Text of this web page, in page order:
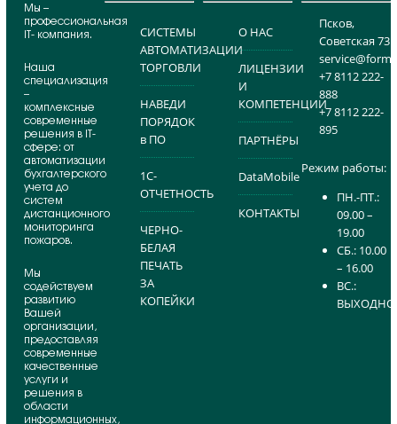
Мы –
профессиональная
IT- компания.
Наша
специализация
–
комплексные
современные
решения в IT-
сфере: от
автоматизации
бухгалтерского
учета до
систем
дистанционного
мониторинга
пожаров.
Мы
содействуем
развитию
Вашей
организации,
предоставляя
современные
качественные
услуги и
решения в
области
информационных,
СИСТЕМЫ
АВТОМАТИЗАЦИИ
ТОРГОВЛИ
НАВЕДИ
ПОРЯДОК
в ПО
1С-
ОТЧЕТНОСТЬ
ЧЕРНО-
БЕЛАЯ
ПЕЧАТЬ
ЗА
КОПЕЙКИ
О НАС
ЛИЦЕНЗИИ
И
КОМПЕТЕНЦИИ
ПАРТНЁРЫ
DataMobile
КОНТАКТЫ
Псков,
Советская 73
+7 8112 222-
888
+7 8112 222-
895
Режим работы:
ПН.-ПТ.:
09.00 –
19.00
СБ.: 10.00
– 16.00
ВС.: